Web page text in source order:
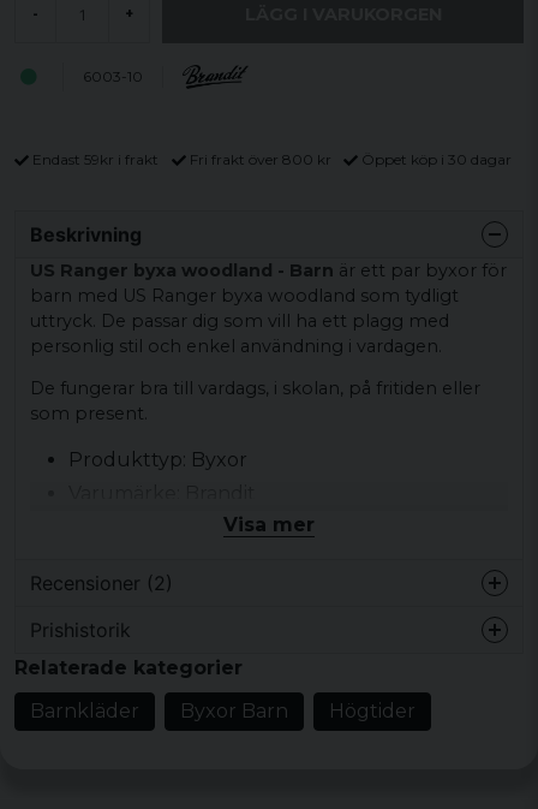
- +
6003-10
Endast 59kr i frakt Fri frakt över 800 kr Öppet köp i 30 dagar
Beskrivning
US Ranger byxa woodland - Barn är ett par byxor för
barn med US Ranger byxa woodland som tydligt
uttryck. De passar dig som vill ha ett plagg med
personlig stil och enkel användning i vardagen.
De fungerar bra till vardags, i skolan, på fritiden eller
som present.
Produkttyp: Byxor
Design/stil: US Ranger byxa woodland
Material: tyg: 80% polyester och 20% bomull
Storlekar: 122/128, 134/140, 146/152, 158/164,
170/176
Färger: woodland
Vem passar produkten för?De passar dig som vill
Visa mer
Recensioner (2)
Lars
Prishistorik
Relaterade kategorier
Barnkläder
Byxor Barn Högtider